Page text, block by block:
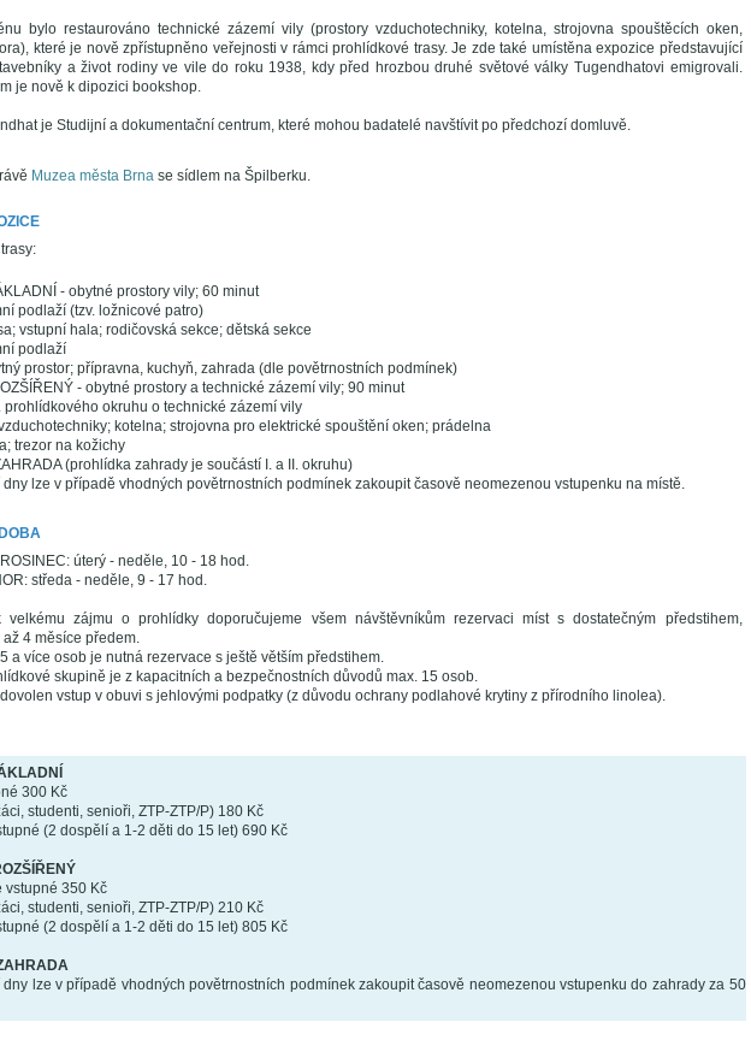
bylo restaurováno technické zázemí vily (prostory vzduchotechniky, kotelna, strojovna spouštěcích oken,
které je nově zpřístupněno veřejnosti v rámci prohlídkové trasy. Je zde také umístěna expozice představující
a život rodiny ve vile do roku 1938, kdy před hrozbou druhé světové války Tugendhatovi emigrovali.
je nově k dipozici bookshop.
je Studijní a dokumentační centrum, které mohou badatelé navštívit po předchozí domluvě.
Muzea města Brnase sídlem na Špilberku.
- obytné prostory vily; 60 minut
podlaží (tzv. ložnicové patro)
vstupní hala; rodičovská sekce; dětská sekce
podlaží
prostor; přípravna, kuchyň, zahrada (dle povětrnostních podmínek)
- obytné prostory a technické zázemí vily; 90 minut
prohlídkového okruhu o technické zázemí vily
kotelna; strojovna pro elektrické spouštění oken; prádelna
trezor na kožichy
(prohlídka zahrady je součástí I. a II. okruhu)
dny lze v případě vhodných povětrnostních podmínek zakoupit časově neomezenou vstupenku na místě.
úterý - neděle, 10 - 18 hod.
středa - neděle, 9 - 17 hod.
velkému zájmu o prohlídky doporučujeme všem návštěvníkům rezervaci míst s dostatečným předstihem,
4 měsíce předem.
a více osob je nutná rezervace s ještě větším předstihem.
skupině je z kapacitních a bezpečnostních důvodů max. 15 osob.
vstup v obuvi s jehlovými podpatky (z důvodu ochrany podlahové krytiny z přírodního linolea).
300 Kč
studenti, senioři, ZTP-ZTP/P) 180 Kč
(2 dospělí a 1-2 děti do 15 let) 690 Kč
vstupné 350 Kč
studenti, senioři, ZTP-ZTP/P) 210 Kč
(2 dospělí a 1-2 děti do 15 let) 805 Kč
dny lze v případě vhodných povětrnostních podmínek zakoupit časově neomezenou vstupenku do zahrady za 50